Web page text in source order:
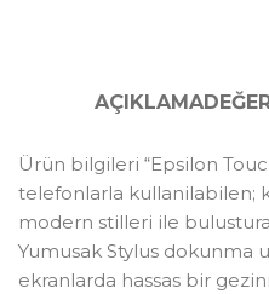
AÇIKLAMA
Ürün bilgileri “Epsilon
telefonlarla kullanilabilen;
modern stilleri ile
Yumusak Stylus dokunma
ekranlarda hassas bir